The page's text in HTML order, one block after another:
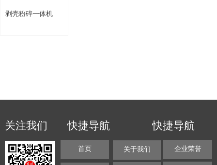
剥壳粉碎一体机
关注我们 快捷导航
首页 关于我们 企业荣誉
快捷导航